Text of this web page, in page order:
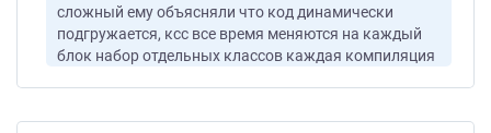
сложный ему объясняли что код динамически
подгружается, ксс все время меняются на каждый
блок набор отдельных классов каждая компиляция
оставил выполненные три объемных стр главная,